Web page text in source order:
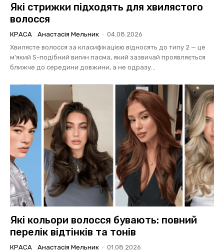
Які стрижки підходять для хвилястого
волосся
КРАСА Анастасія Мельник - 04.08.2026
Хвилясте волосся за класифікацією відносять до типу 2 — це
м'який S-подібний вигин пасма, який зазвичай проявляється
ближче до середини довжини, а не одразу...
Які кольори волосся бувають: повний
перелік відтінків та тонів
КРАСА Анастасія Мельник - 01.08.2026